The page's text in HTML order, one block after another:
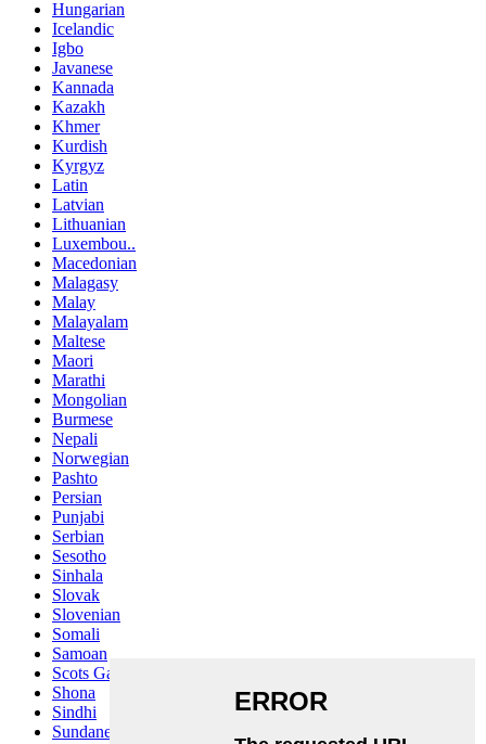
Hungarian
Icelandic
Igbo
Javanese
Kannada
Kazakh
Khmer
Kurdish
Kyrgyz
Latin
Latvian
Lithuanian
Luxembou..
Macedonian
Malagasy
Malay
Malayalam
Maltese
Maori
Marathi
Mongolian
Burmese
Nepali
Norwegian
Pashto
Persian
Punjabi
Serbian
Sesotho
Sinhala
Slovak
Slovenian
Somali
Samoan
Scots Gaelic
Shona
Sindhi
Sundanese